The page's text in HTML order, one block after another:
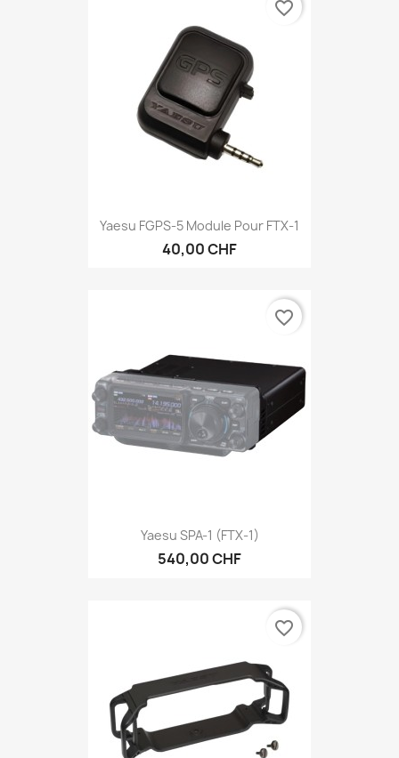
Yaesu FGPS-5 Module Pour FTX-1
40,00 CHF
favorite_border
Yaesu SPA-1 (FTX-1)
540,00 CHF
favorite_border
favorite_border